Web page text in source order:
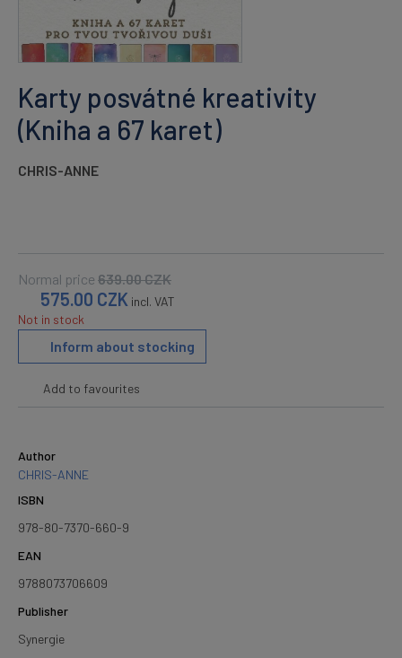
Karty posvátné kreativity
(Kniha a 67 karet)
CHRIS-ANNE
Normal price 639.00CZK
575.00 CZK incl. VAT
Not in stock
Inform about stocking
Add to favourites
Author
CHRIS-ANNE
ISBN
978-80-7370-660-9
EAN
9788073706609
Publisher
Synergie